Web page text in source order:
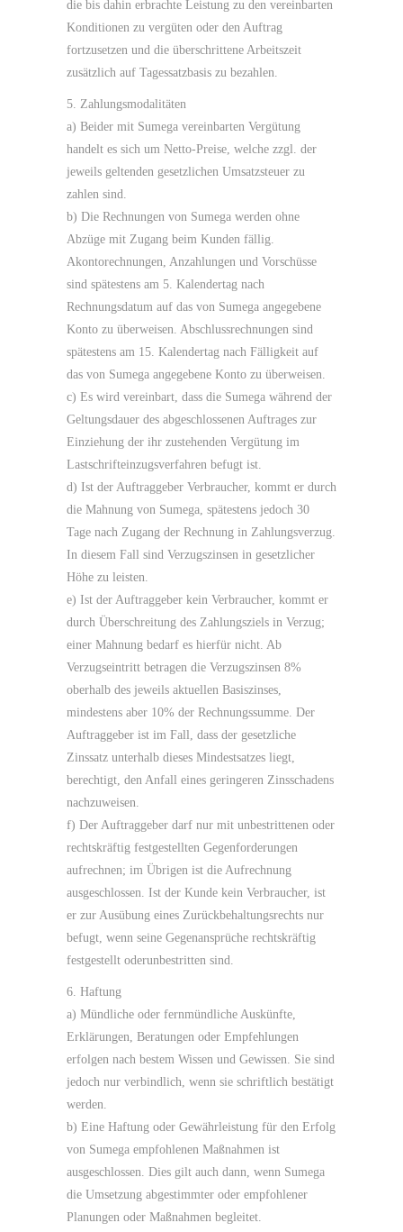
die bis dahin erbrachte Leistung zu den vereinbarten
Konditionen zu vergüten oder den Auftrag
fortzusetzen und die überschrittene Arbeitszeit
zusätzlich auf Tagessatzbasis zu bezahlen.
5. Zahlungsmodalitäten
a) Beider mit Sumega vereinbarten Vergütung
handelt es sich um Netto-Preise, welche zzgl. der
jeweils geltenden gesetzlichen Umsatzsteuer zu
zahlen sind.
b) Die Rechnungen von Sumega werden ohne
Abzüge mit Zugang beim Kunden fällig.
Akontorechnungen, Anzahlungen und Vorschüsse
sind spätestens am 5. Kalendertag nach
Rechnungsdatum auf das von Sumega angegebene
Konto zu überweisen. Abschlussrechnungen sind
spätestens am 15. Kalendertag nach Fälligkeit auf
das von Sumega angegebene Konto zu überweisen.
c) Es wird vereinbart, dass die Sumega während der
Geltungsdauer des abgeschlossenen Auftrages zur
Einziehung der ihr zustehenden Vergütung im
Lastschrifteinzugsverfahren befugt ist.
d) Ist der Auftraggeber Verbraucher, kommt er durch
die Mahnung von Sumega, spätestens jedoch 30
Tage nach Zugang der Rechnung in Zahlungsverzug.
In diesem Fall sind Verzugszinsen in gesetzlicher
Höhe zu leisten.
e) Ist der Auftraggeber kein Verbraucher, kommt er
durch Überschreitung des Zahlungsziels in Verzug;
einer Mahnung bedarf es hierfür nicht. Ab
Verzugseintritt betragen die Verzugszinsen 8%
oberhalb des jeweils aktuellen Basiszinses,
mindestens aber 10% der Rechnungssumme. Der
Auftraggeber ist im Fall, dass der gesetzliche
Zinssatz unterhalb dieses Mindestsatzes liegt,
berechtigt, den Anfall eines geringeren Zinsschadens
nachzuweisen.
f) Der Auftraggeber darf nur mit unbestrittenen oder
rechtskräftig festgestellten Gegenforderungen
aufrechnen; im Übrigen ist die Aufrechnung
ausgeschlossen. Ist der Kunde kein Verbraucher, ist
er zur Ausübung eines Zurückbehaltungsrechts nur
befugt, wenn seine Gegenansprüche rechtskräftig
festgestellt oderunbestritten sind.
6. Haftung
a) Mündliche oder fernmündliche Auskünfte,
Erklärungen, Beratungen oder Empfehlungen
erfolgen nach bestem Wissen und Gewissen. Sie sind
jedoch nur verbindlich, wenn sie schriftlich bestätigt
werden.
b) Eine Haftung oder Gewährleistung für den Erfolg
von Sumega empfohlenen Maßnahmen ist
ausgeschlossen. Dies gilt auch dann, wenn Sumega
die Umsetzung abgestimmter oder empfohlener
Planungen oder Maßnahmen begleitet.